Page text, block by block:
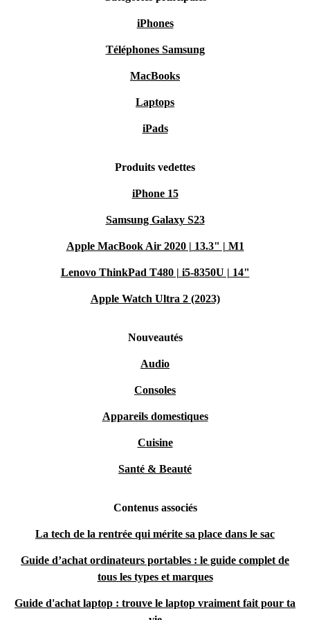
iPhones
Téléphones Samsung
MacBooks
Laptops
iPads
Produits vedettes
iPhone 15
Samsung Galaxy S23
Apple MacBook Air 2020 | 13.3" | M1
Lenovo ThinkPad T480 | i5-8350U | 14"
Apple Watch Ultra 2 (2023)
Nouveautés
Audio
Consoles
Appareils domestiques
Cuisine
Santé & Beauté
Contenus associés
La tech de la rentrée qui mérite sa place dans le sac
Guide d’achat ordinateurs portables : le guide complet de
tous les types et marques
Guide d'achat laptop : trouve le laptop vraiment fait pour ta